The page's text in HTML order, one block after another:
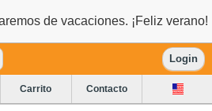
de vacaciones. ¡Feliz verano!
Login
Carrito Contacto